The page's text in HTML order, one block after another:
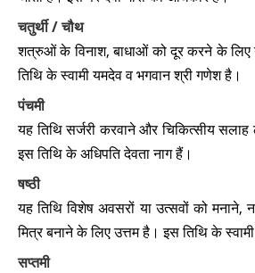
➔ गोवर्धन पूजा 2026
➔भैया दूज 2026
➔ छठ पूजा 2026
➔तुलसी विवाह 2026
➔प्रदोष व्रत 2026
चतुर्थी / चौथ
शत्रुओं के विनाश, बाधाओं को दूर करने के
तिथि के स्वामी यमदेव व भगवान श्री गणेश है।
पंचमी
यह तिथि सर्जरी करवाने और चिकित्सीय
इस तिथि के अधिपति देवता नाग हैं।
षष्ठी
यह तिथि विशेष अवसरों या उत्सवों को
मित्र बनाने के लिए उत्तम है। इस तिथि के
सप्तमी